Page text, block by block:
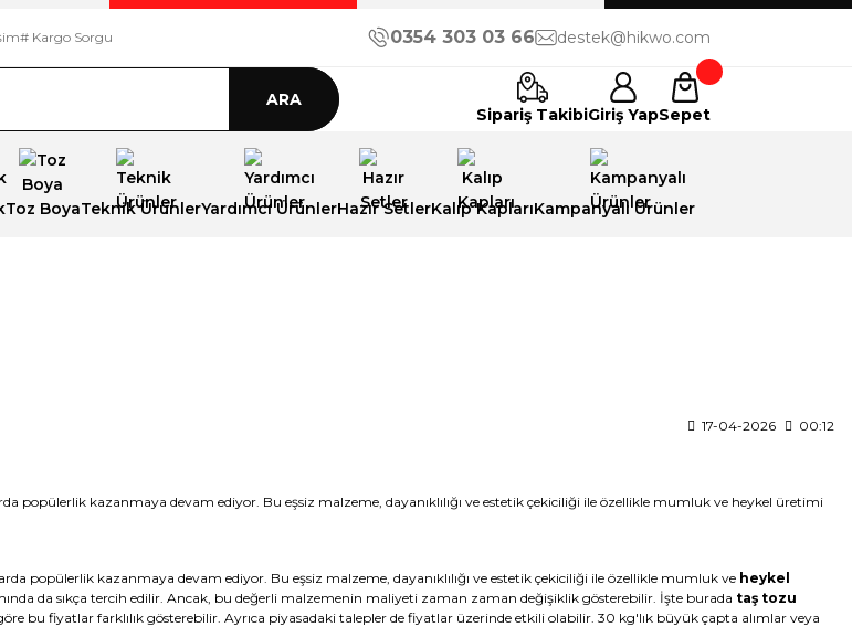
# Kargo Sorgu 0354 303 03 66 destek@hikwo.com
ARA
Sipariş TakibiGiriş YapSepet
Toz BoyaTeknik ÜrünlerYardımcı ÜrünlerHazır SetlerKalıp KaplarıKampanyalı Ürünler
17-04-2026 00:12
popülerlik kazanmaya devam ediyor. Bu eşsiz malzeme, dayanıklılığı ve estetik çekiciliği ile özellikle mumluk ve heykel üretimi
popülerlik kazanmaya devam ediyor. Bu eşsiz malzeme, dayanıklılığı ve estetik çekiciliği ile özellikle mumluk ve heykel
da sıkça tercih edilir. Ancak, bu değerli malzemenin maliyeti zaman zaman değişiklik gösterebilir. İşte burada taş tozu
bu fiyatlar farklılık gösterebilir. Ayrıca piyasadaki talepler de fiyatlar üzerinde etkili olabilir. 30 kg'lık büyük çapta alımlar veya